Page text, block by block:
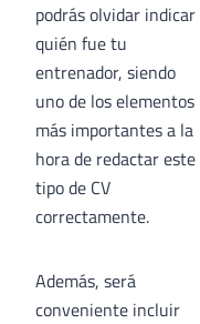
podrás olvidar indicar
quién fue tu
entrenador, siendo
uno de los elementos
más importantes a la
hora de redactar este
tipo de CV
correctamente.
Además, será
conveniente incluir